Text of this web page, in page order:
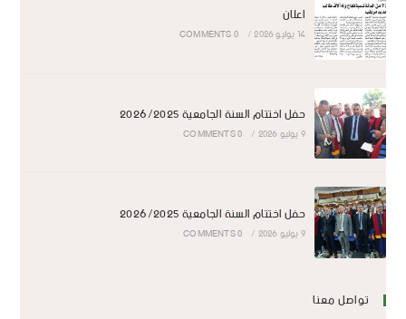
اعلان
14 يوليو 2026 /
0 COMMENTS
حفل اختتام السنة الجامعية 2026/2025
9 يوليو 2026 /
0 COMMENTS
حفل اختتام السنة الجامعية 2026/2025
9 يوليو 2026 /
0 COMMENTS
تواصل معنا